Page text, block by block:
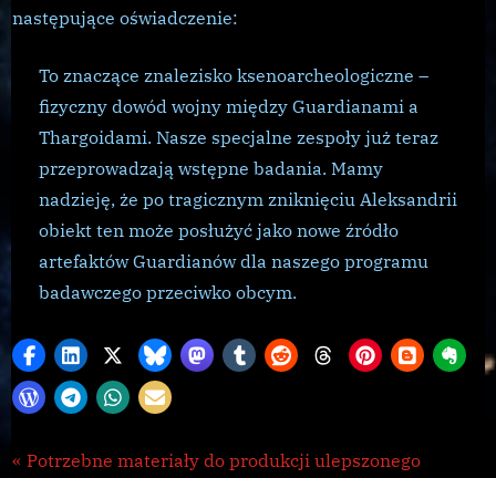
następujące oświadczenie:
To znaczące znalezisko ksenoarcheologiczne –
fizyczny dowód wojny między Guardianami a
Thargoidami. Nasze specjalne zespoły już teraz
przeprowadzają wstępne badania. Mamy
nadzieję, że po tragicznym zniknięciu Aleksandrii
obiekt ten może posłużyć jako nowe źródło
artefaktów Guardianów dla naszego programu
badawczego przeciwko obcym.
Galnet
Nawigacja
P
Potrzebne materiały do produkcji ulepszonego